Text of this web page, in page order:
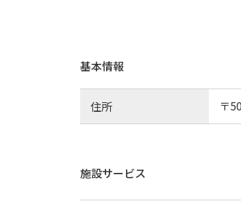
基本情報
住所 〒
施設サービス